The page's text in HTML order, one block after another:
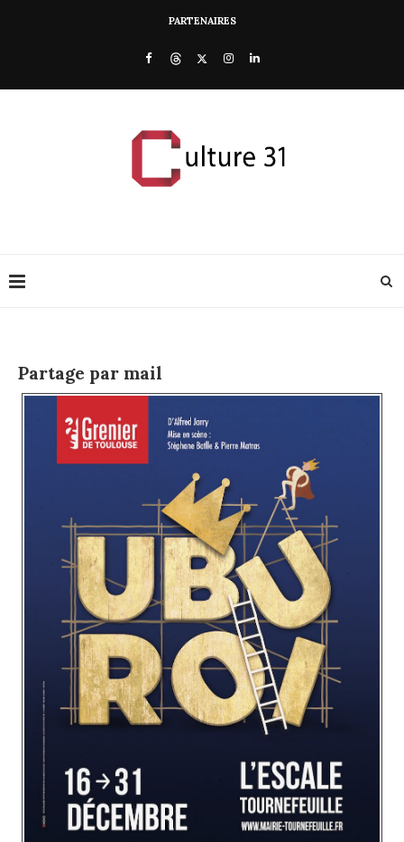
PARTENAIRES
Partage par mail